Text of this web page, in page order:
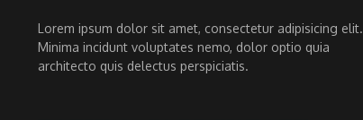
Lorem ipsum dolor sit amet, consectetur adipisicing elit.
Minima incidunt voluptates nemo, dolor optio quia
architecto quis delectus perspiciatis.